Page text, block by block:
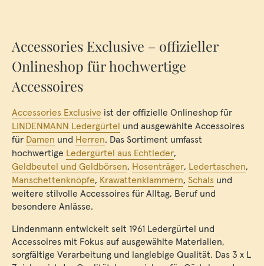
Accessories Exclusive – offizieller
Onlineshop für hochwertige
Accessoires
Accessories Exclusive ist der offizielle Onlineshop für
LINDENMANN Ledergürtel und ausgewählte Accessoires
für Damen und Herren. Das Sortiment umfasst
hochwertige Ledergürtel aus Echtleder,
Geldbeutel und Geldbörsen, Hosenträger, Ledertaschen,
Manschettenknöpfe, Krawattenklammern, Schals und
weitere stilvolle Accessoires für Alltag, Beruf und
besondere Anlässe.
Lindenmann entwickelt seit 1961 Ledergürtel und
Accessoires mit Fokus auf ausgewählte Materialien,
sorgfältige Verarbeitung und langlebige Qualität. Das 3 x L